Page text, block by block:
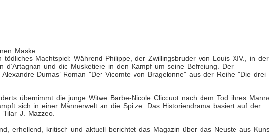
Maske
Machtspiel: Während Philippe, der Zwillingsbruder von Louis XIV., in der
d’Artagnan und die Musketiere in den Kampf um seine Befreiung. Der
Dumas’ Roman "Der Vicomte von Bragelonne" aus der Reihe "Die drei
übernimmt die junge Witwe Barbe-Nicole Clicquot nach dem Tod ihres
sich in einer Männerwelt an die Spitze. Das Historiendrama basiert auf der
J. Mazzeo.
erhellend, kritisch und aktuell berichtet das Magazin über das Neuste aus